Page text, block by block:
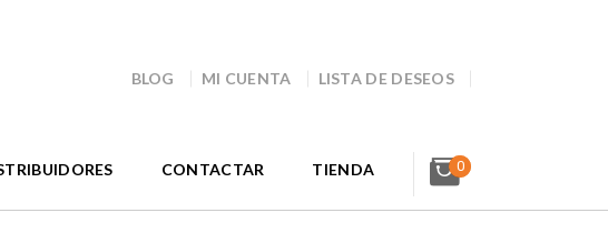
BLOG MI CUENTA LISTA DE DESEOS
CONTACTAR TIENDA 0